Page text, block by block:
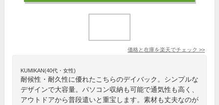
価格と在庫を楽天でチェック >>
KUMIKAN(40代・女性)
耐候性・耐久性に優れたこちらのデイバック。シンプルな
デザインで大容量。パソコン収納も可能で通気性も高く、
アウトドアから普段遣いと重宝します。素材も丈夫なのが